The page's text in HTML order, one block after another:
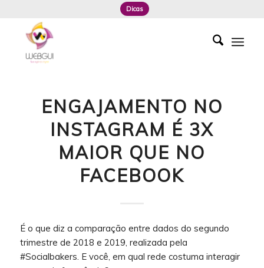
Dicas
ENGAJAMENTO NO
INSTAGRAM É 3X
MAIOR QUE NO
FACEBOOK
É o que diz a comparação entre dados do segundo
trimestre de 2018 e 2019, realizada pela
#Socialbakers. E você, em qual rede costuma interagir